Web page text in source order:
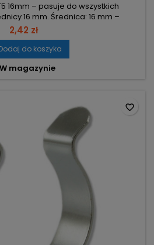
16mm – pasuje do wszystkich
16 mm. Średnica: 16 mm –
T5. Materiał: metal – element
metalu. Kompatybilność: pasuje do
świetlówek T5.
2,42 zł
do koszyka
W magazynie
favorite_border